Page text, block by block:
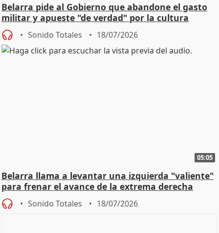
Belarra pide al Gobierno que abandone el gasto
militar y apueste "de verdad" por la cultura
Sonido Totales 18/07/2026
05:05
Belarra llama a levantar una izquierda "valiente"
para frenar el avance de la extrema derecha
Sonido Totales 18/07/2026